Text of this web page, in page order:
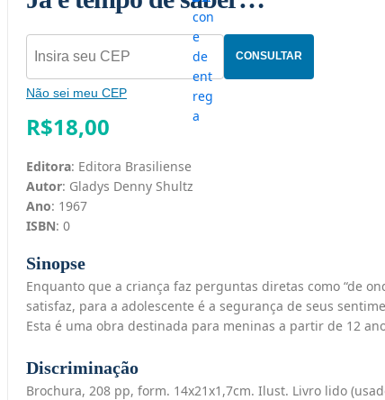
CONSULTAR
Não sei meu CEP
R$18,00
Editora: Editora Brasiliense
Autor: Gladys Denny Shultz
Ano: 1967
ISBN: 0
Sinopse
Enquanto que a criança faz perguntas diretas como “de
satisfaz, para a adolescente é a segurança de seus
Esta é uma obra destinada para meninas a partir de 12
Discriminação
Brochura, 208 pp, form. 14x21x1,7cm. Ilust. Livro lido